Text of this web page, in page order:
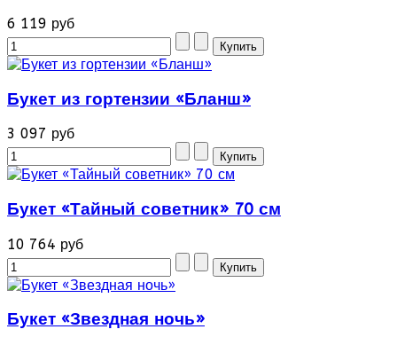
6 119 руб
Букет из гортензии «Бланш»
3 097 руб
Букет «Тайный советник» 70 см
10 764 руб
Букет «Звездная ночь»